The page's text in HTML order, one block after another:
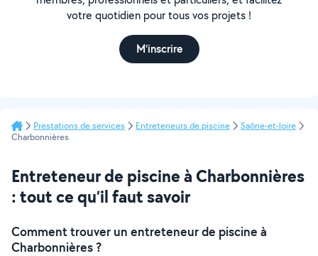
votre quotidien pour tous vos projets !
M'inscrire
Prestations de services Entreteneurs de piscine
Saône-et-loire
Charbonnières
Entreteneur de piscine à Charbonnières
: tout ce qu’il faut savoir
Comment trouver un entreteneur de piscine à
Charbonnières ?